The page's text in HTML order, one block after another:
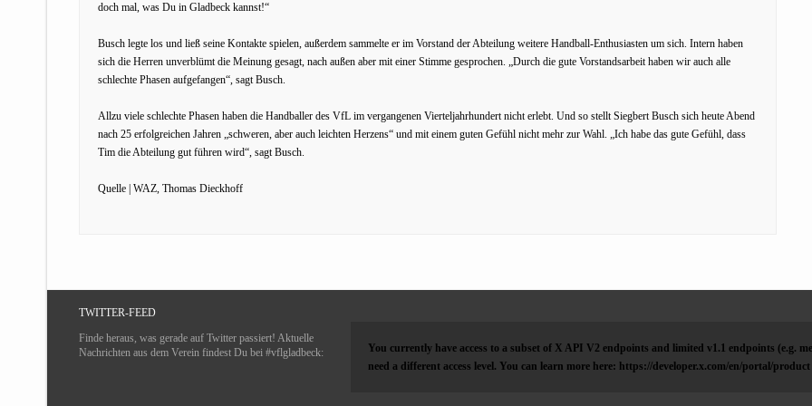
doch mal, was Du in Gladbeck kannst!“
Busch legte los und ließ seine Kontakte spielen, außerdem sammelte er im Vorstand der Abteilung weitere Handball-Enthusiasten um sich. Intern haben
sich die Herren unverblümt die Meinung gesagt, nach außen aber mit einer Stimme gesprochen. „Durch die gute Vorstandsarbeit haben wir auch alle
schlechte Phasen aufgefangen“, sagt Busch.
Allzu viele schlechte Phasen haben die Handballer des VfL im vergangenen Vierteljahrhundert nicht erlebt. Und so stellt Siegbert Busch sich heute Abend
nach 25 erfolgreichen Jahren „schweren, aber auch leichten Herzens“ und mit einem guten Gefühl nicht mehr zur Wahl. „Ich habe das gute Gefühl, dass
Tim die Abteilung gut führen wird“, sagt Busch.
Quelle | WAZ, Thomas Dieckhoff
TWITTER-FEED
Finde heraus, was gerade auf Twitter passiert! Aktuelle
Nachrichten aus dem Verein findest Du bei #vflgladbeck:
You currently have access to a subset of X API V2 endpoints and limited v1.1 endpoints (e.g.
need a different access level. You can learn more here: https://developer.x.com/en/portal/product